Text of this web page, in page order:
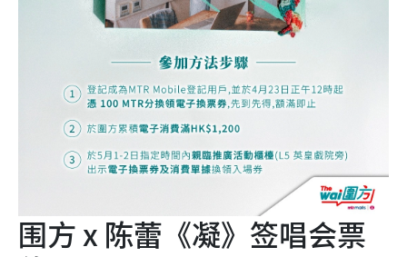
围方 x 陈蕾《凝》签唱会票